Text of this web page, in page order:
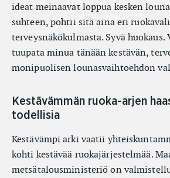
ideat meinaavat loppua kesken
suhteen, pohtii sitä aina eri
terveysnäkökulmasta. Syvä huokaus.
tuupata minua tänään kestävän,
monipuolisen lounasvaihtoehdon
Kestävämmän ruoka-arjen
todellisia
Kestävämpi arki vaatii
kohti kestävää ruokajärjestelmää.
metsätalousministeriö on